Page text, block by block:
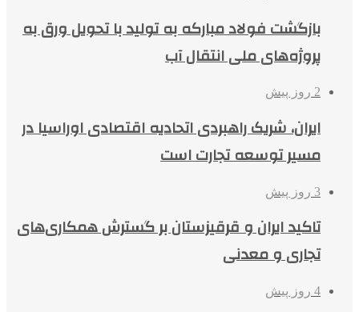
بازگشت فولاد مبارکه به تولید با تحویل ورق به
پروژه‌های ملی انتقال آب
2 روز پیش
ایران، شریک راهبردی اتحادیه اقتصادی اوراسیا در
مسیر توسعه تجارت است
3 روز پیش
تاکید ایران و قرقیزستان بر گسترش همکاری‌های
تجاری و معدنی
4 روز پیش